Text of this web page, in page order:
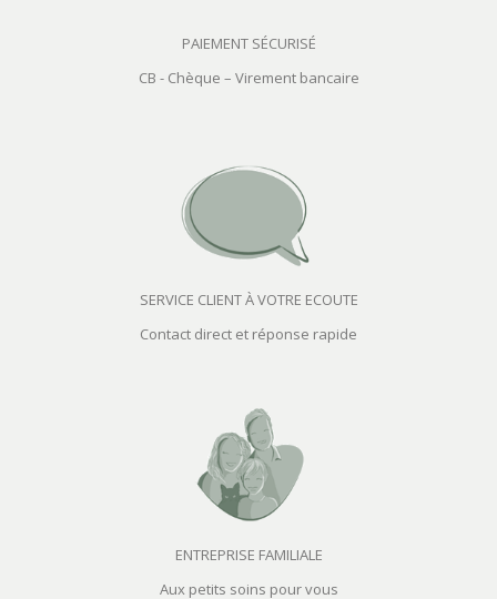
PAIEMENT SÉCURISÉ
CB - Chèque – Virement bancaire
SERVICE CLIENT À VOTRE ECOUTE
Contact direct et réponse rapide
ENTREPRISE FAMILIALE
Aux petits soins pour vous